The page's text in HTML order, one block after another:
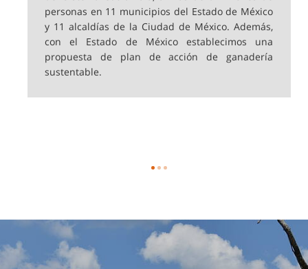
personas en 11 municipios del Estado de México
y 11 alcaldías de la Ciudad de México. Además,
con el Estado de México establecimos una
propuesta de plan de acción de ganadería
sustentable.